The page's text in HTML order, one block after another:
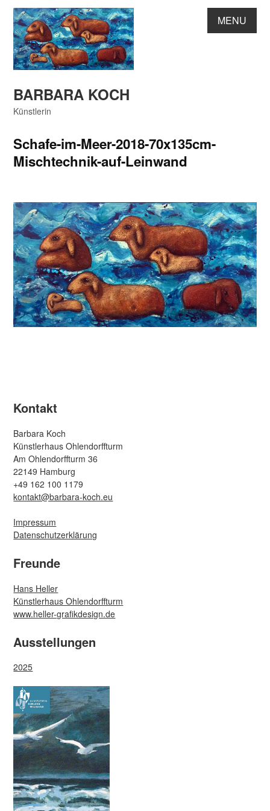
Skip
content
BARBARA KOCH
Künstlerin
MENU
Schafe-im-Meer-2018-70x135cm-
Mischtechnik-auf-Leinwand
Kontakt
Barbara Koch
Künstlerhaus Ohlendorffturm
Am Ohlendorffturm 36
22149 Hamburg
+49 162 100 1179
kontakt@barbara-koch.eu
Impressum
Datenschutzerklärung
Freunde
Hans Heller
Künstlerhaus Ohlendorffturm
www.heller-grafikdesign.de
Ausstellungen
2025